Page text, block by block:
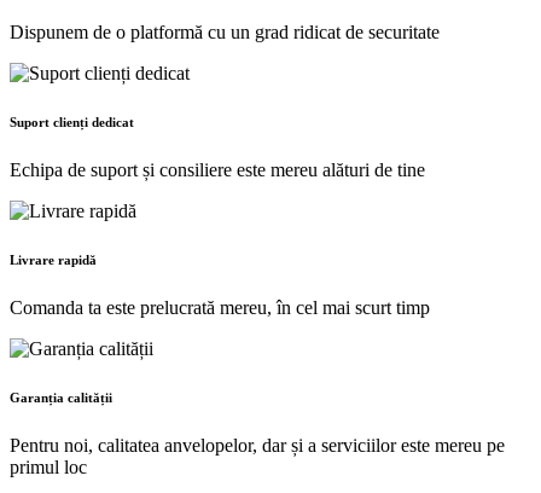
Dispunem de o platformă cu un grad ridicat de securitate
Suport clienți dedicat
Echipa de suport și consiliere este mereu alături de tine
Livrare rapidă
Comanda ta este prelucrată mereu, în cel mai scurt timp
Garanția calității
Pentru noi, calitatea anvelopelor, dar și a serviciilor este mereu pe
primul loc